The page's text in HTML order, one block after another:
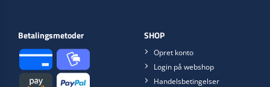
Betalingsmetoder SHOP
Opret konto
Login på webshop
Handelsbetingelser